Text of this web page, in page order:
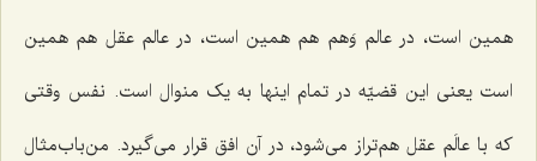
همین است، در عالم وَهم هم همین است، در عالم عقل هم همین
است یعنی این قضیّه در تمام اینها به یک منوال است. نفس وقتى
که با عالَم عقل هم‌تراز مى‌شود، در آن افق قرار می‌گیرد. من‌باب‌مثال